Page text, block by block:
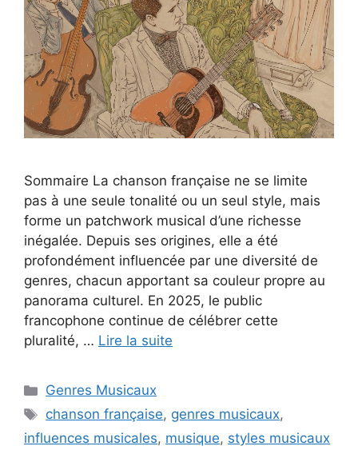
Sommaire La chanson française ne se limite
pas à une seule tonalité ou un seul style, mais
forme un patchwork musical d’une richesse
inégalée. Depuis ses origines, elle a été
profondément influencée par une diversité de
genres, chacun apportant sa couleur propre au
panorama culturel. En 2025, le public
francophone continue de célébrer cette
pluralité, … Lire la suite
Catégories
Genres Musicaux
Étiquettes
chanson française, genres musicaux,
influences musicales, musique, styles musicaux